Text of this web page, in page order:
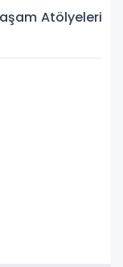
Atölyeleri